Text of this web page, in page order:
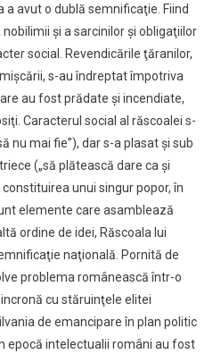
a avut o dublă semnificaţie. Fiind
şi a sarcinilor şi obligaţiilor
social. Revendicările ţăranilor,
s-au îndreptat împotriva
au fost prădate şi incendiate,
Caracterul social al răscoalei s-
nu mai fie”), dar s-a plasat şi sub
(„să plătească dare ca şi
unui singur popor, în
elemente care asamblează
ordine de idei, Răscoala lui
naţională. Pornită de
problema românească într-o
cu stăruinţele elitei
de emancipare în plan politic
epocă intelectualii români au fost